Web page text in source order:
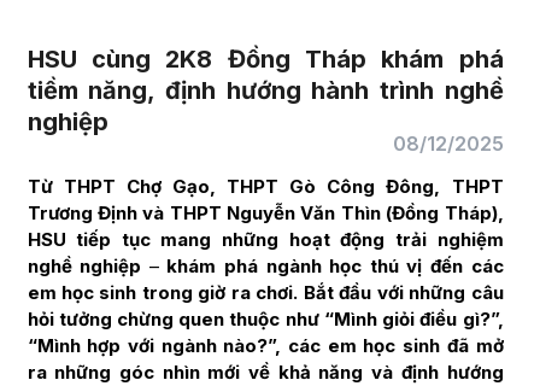
HSU cùng 2K8 Đồng Tháp khám phá
tiềm năng, định hướng hành trình nghề
nghiệp
08/12/2025
Từ THPT Chợ Gạo, THPT Gò Công Đông, THPT
Trương Định và THPT Nguyễn Văn Thìn (Đồng Tháp),
HSU tiếp tục mang những hoạt động trải nghiệm
nghề nghiệp – khám phá ngành học thú vị đến các
em học sinh trong giờ ra chơi. Bắt đầu với những câu
hỏi tưởng chừng quen thuộc như “Mình giỏi điều gì?”,
“Mình hợp với ngành nào?”, các em học sinh đã mở
ra những góc nhìn mới về khả năng và định hướng